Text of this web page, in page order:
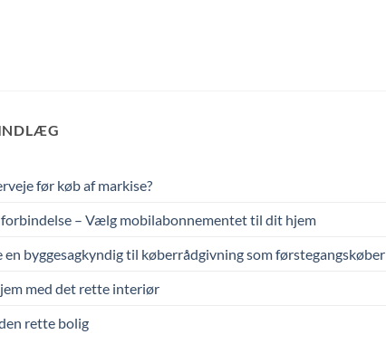
før køb af markise?
– Vælg mobilabonnementet til dit hjem
byggesagkyndig til køberrådgivning som førstegangskøber
med det rette interiør
rette bolig